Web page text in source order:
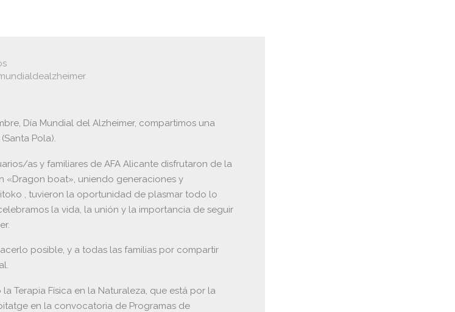
Día Mundial del Alzheimer, compartimos una
Pola).
as y familiares de AFA Alicante disfrutaron de la
«Dragon boat», uniendo generaciones y
, tuvieron la oportunidad de plasmar todo lo
la vida, la unión y la importancia de seguir
posible, y a todas las familias por compartir
Terapia Física en la Naturaleza, que está por la
en la convocatoria de Programas de